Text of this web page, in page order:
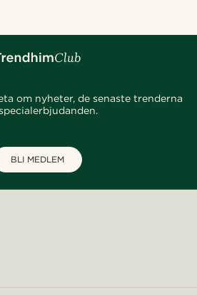
om nyheter, de senaste trenderna
BLI MEDLEM